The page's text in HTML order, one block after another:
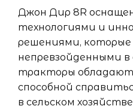
Джон Дир 8R
технологиями и
решениями,
непревзойденными в
тракторы
способной
в сельском